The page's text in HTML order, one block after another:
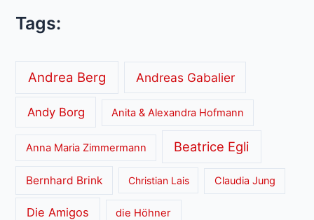
Tags:
Andrea Berg Andreas Gabalier
Andy Borg Anita & Alexandra Hofmann
Anna Maria Zimmermann Beatrice Egli
Bernhard Brink Christian Lais Claudia Jung
Die Amigos die Höhner